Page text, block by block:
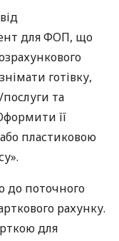
для ФОП, що
готівку,
та
її
пластиковою
до поточного
рахунку.
для